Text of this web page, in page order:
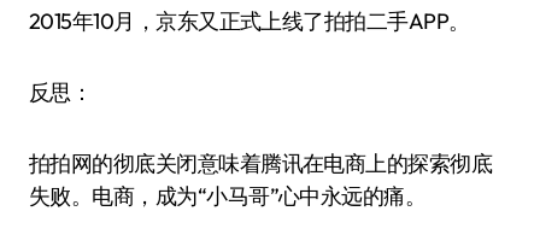
2015年10月，京东又正式上线了拍拍二手APP。
反思：
拍拍网的彻底关闭意味着腾讯在电商上的探索彻底
失败。电商，成为“小马哥”心中永远的痛。